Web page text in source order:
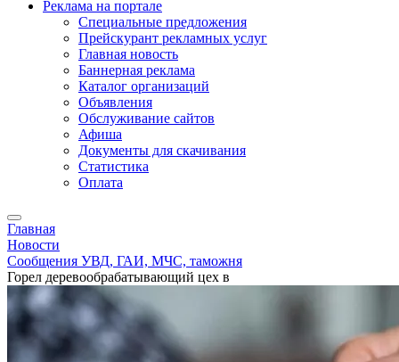
Реклама на портале
Специальные предложения
Прейскурант рекламных услуг
Главная новость
Баннерная реклама
Каталог организаций
Объявления
Обслуживание сайтов
Афиша
Документы для скачивания
Статистика
Оплата
Главная
Новости
Сообщения УВД, ГАИ, МЧС, таможня
Горел деревообрабатывающий цех в